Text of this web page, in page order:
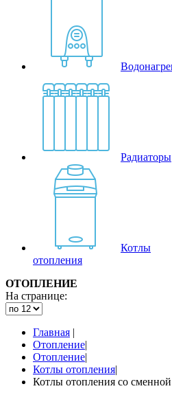
Радиаторы
Котлы
отопления
ОТОПЛЕНИЕ
На странице:
Главная |
Отопление|
Отопление|
Котлы отопления|
Котлы отопления со сменной